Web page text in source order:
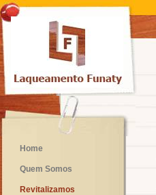
Home
Quem Somos
Revitalizamos